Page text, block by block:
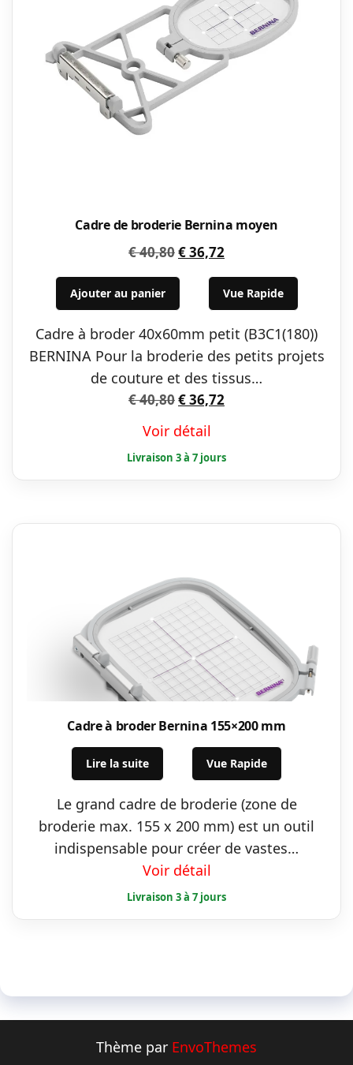
Cadre de broderie Bernina moyen
€40,80Le
prix
était :
€ 40,80.
€36,72Le
prix
actuel
est :
€ 36,72.
Ajouter au panier Vue Rapide
Cadre à broder 40x60mm petit (B3C1(180))
BERNINA Pour la broderie des petits projets
de couture et des tissus…
€40,80Le
initial
était :
€ 40,80.
€36,72Le
est :
€ 36,72.
Voir détail
Cadre à broder Bernina 155×200 mm
Lire la suite Vue Rapide
Le grand cadre de broderie (zone de
broderie max. 155 x 200 mm) est un outil
indispensable pour créer de vastes…
Voir détail
Thème par EnvoThemes